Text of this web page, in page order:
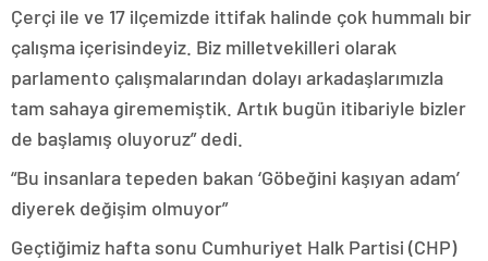
Çerçi ile ve 17 ilçemizde ittifak halinde çok hummalı bir
çalışma içerisindeyiz. Biz milletvekilleri olarak
parlamento çalışmalarından dolayı arkadaşlarımızla
tam sahaya girememiştik. Artık bugün itibariyle bizler
de başlamış oluyoruz” dedi.
“Bu insanlara tepeden bakan ‘Göbeğini kaşıyan adam’
diyerek değişim olmuyor”
Geçtiğimiz hafta sonu Cumhuriyet Halk Partisi (CHP)